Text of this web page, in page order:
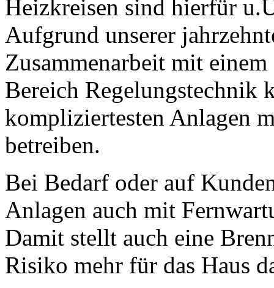
Heizkreisen sind hierfür
Aufgrund unserer
Zusammenarbeit mit
Bereich Regelungstechnik
kompliziertesten Anlagen
betreiben.
Bei Bedarf oder auf
Anlagen auch mit
Damit stellt auch eine
Risiko mehr für das Haus